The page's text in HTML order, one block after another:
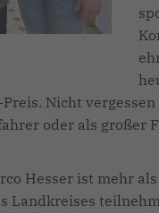
Nicht
oder als großer
Hesser ist mehr
Landkreises